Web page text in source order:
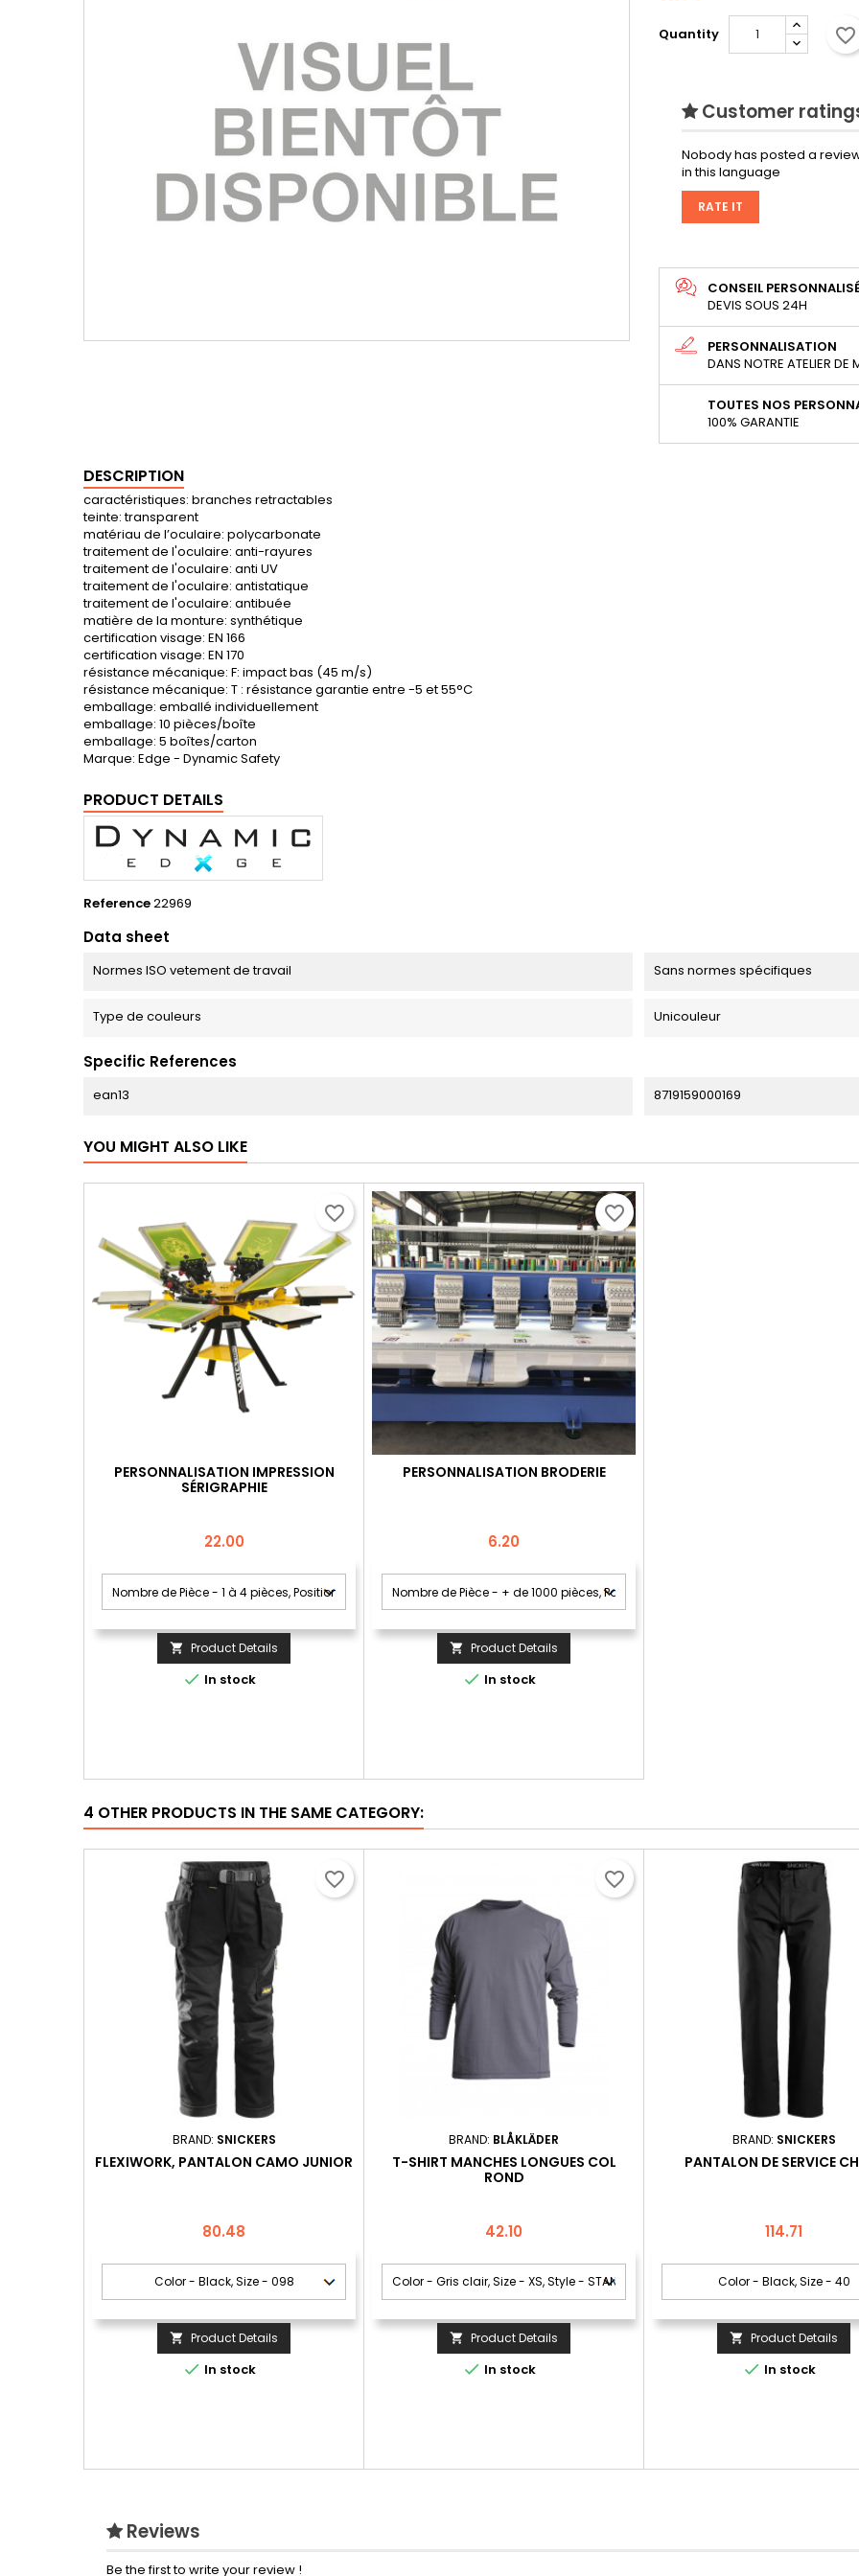
Quantity favorite_border
Customer
Nobody has posted a
in this language
RATE IT
CONSEIL
DEVIS SOUS 24H
PERSONNALISATION
DANS NOTRE ATELIER DE
TOUTES NOS
100% GARANTIE
DESCRIPTION
caractéristiques: branches retractables
teinte: transparent
matériau de l’oculaire: polycarbonate
traitement de l'oculaire: anti-rayures
traitement de l'oculaire: anti UV
traitement de l'oculaire: antistatique
traitement de l'oculaire: antibuée
matière de la monture: synthétique
certification visage: EN 166
certification visage: EN 170
résistance mécanique: F: impact bas (45 m/s)
résistance mécanique: T : résistance garantie entre -5 et 55°C
emballage: emballé individuellement
emballage: 10 pièces/boîte
emballage: 5 boîtes/carton
Marque: Edge - Dynamic Safety
PRODUCT DETAILS
Reference22969
Data sheet
Normes ISO vetement de travail Sans normes spécifiques
Type de couleurs Unicouleur
Specific References
ean13 8719159000169
YOU MIGHT ALSO LIKE
PERSONNALISATION IMPRESSION
SÉRIGRAPHIE
Price
22.00
 Product Details
 In stock
favorite_border
PERSONNALISATION BRODERIE
Price
6.20
 Product Details
 In stock
favorite_border
4 OTHER PRODUCTS IN THE SAME CATEGORY:
BRAND: SNICKERS
FLEXIWORK, PANTALON CAMO JUNIOR
Price
80.48
 Product Details
 In stock
favorite_border
BRAND: BLÅKLÄDER
T-SHIRT MANCHES LONGUES COL
ROND
Price
42.10
 Product Details
 In stock
favorite_border
BRAND: SNICKERS
PANTALON DE SERVICE
Price
114.71
 Product Details
 In stock
Reviews
Be the first to write your review !